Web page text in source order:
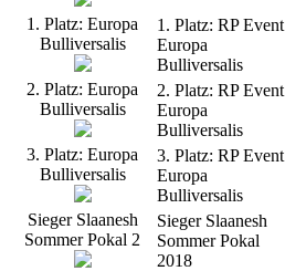
1. Platz: Europa
Bulliversalis
1. Platz: RP Event
Europa
Bulliversalis
2. Platz: Europa
Bulliversalis
2. Platz: RP Event
Europa
Bulliversalis
3. Platz: Europa
Bulliversalis
3. Platz: RP Event
Europa
Bulliversalis
Sieger Slaanesh
Sommer Pokal 2
Sieger Slaanesh
Sommer Pokal
2018